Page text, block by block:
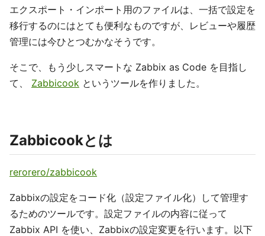
エクスポート・インポート用のファイルは、一括で設定を
移行するのにはとても便利なものですが、レビューや履歴
管理には今ひとつむかなそうです。
そこで、もう少しスマートな Zabbix as Code を目指し
て、 Zabbicook というツールを作りました。
Zabbicookとは
rerorero/zabbicook
Zabbixの設定をコード化（設定ファイル化）して管理す
るためのツールです。設定ファイルの内容に従って
Zabbix API を使い、Zabbixの設定変更を行います。以下